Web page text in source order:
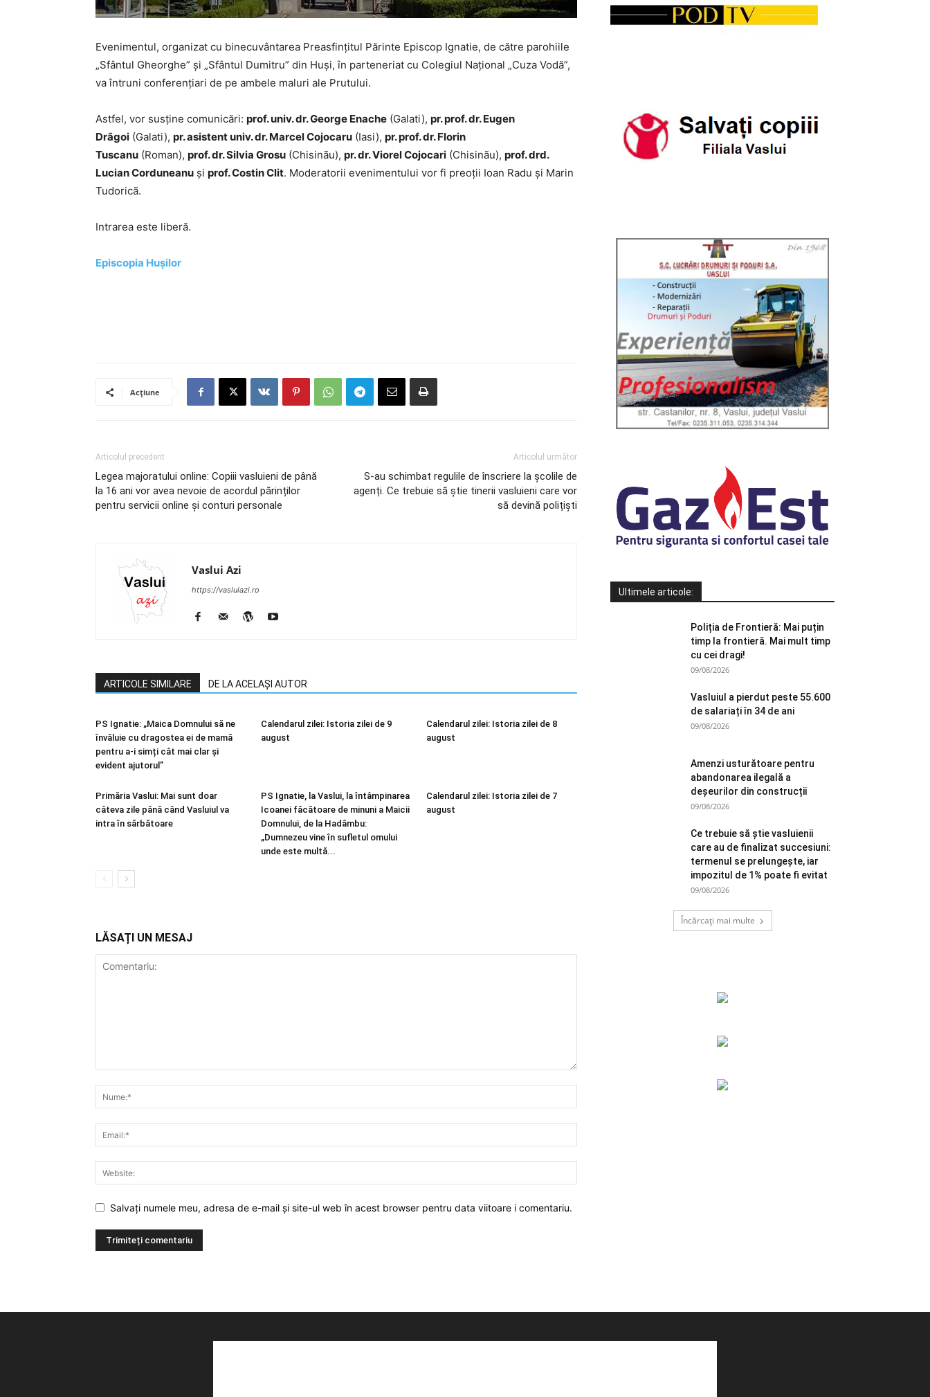
Evenimentul, organizat cu binecuvântarea Preasfințitul Părinte Episcop Ignatie, de către parohiile
„Sfântul Gheorghe” și „Sfântul Dumitru” din Huși, în parteneriat cu Colegiul Național „Cuza Vodă”,
va întruni conferențiari de pe ambele maluri ale Prutului.
Astfel, vor susține comunicări: prof. univ. dr. George Enache (Galati), pr. prof. dr. Eugen
Drãgoi (Galati), pr. asistent univ. dr. Marcel Cojocaru (Iasi), pr. prof. dr. Florin
Tuscanu (Roman), prof. dr. Silvia Grosu (Chisinãu), pr. dr. Viorel Cojocari (Chisinãu), prof. drd.
Lucian Corduneanu și prof. Costin Clit. Moderatorii evenimentului vor fi preoții Ioan Radu și Marin
Tudoricã.
Intrarea este liberă.
Episcopia Hușilor
Acțiune
Articolul precedent
Legea majoratului online: Copiii vasluieni de până
la 16 ani vor avea nevoie de acordul părinților
pentru servicii online și conturi personale
Articolul următor
S-au schimbat regulile de înscriere la școlile de
agenți. Ce trebuie să știe tinerii vasluieni care vor
să devină polițiști
Vaslui Azi
https://vasluiazi.ro
ARTICOLE SIMILARE DE LA ACELAȘI AUTOR
PS Ignatie: „Maica Domnului să ne
învăluie cu dragostea ei de mamă
pentru a-i simți cât mai clar și
evident ajutorul”
Calendarul zilei: Istoria zilei de 9
august
Calendarul zilei: Istoria zilei de 8
august
Primăria Vaslui: Mai sunt doar
câteva zile până când Vasluiul va
intra în sărbătoare
PS Ignatie, la Vaslui, la întâmpinarea
Icoanei făcătoare de minuni a Maicii
Domnului, de la Hadâmbu:
„Dumnezeu vine în sufletul omului
unde este multă...
Calendarul zilei: Istoria zilei de 7
august
LĂSAȚI UN MESAJ
Salvați numele meu, adresa de e-mail și site-ul web în acest browser pentru data viitoare i comentariu.
Ultimele articole:
Poliția de Frontieră: Mai puțin
timp la frontieră. Mai mult timp
cu cei dragi!
09/08/2026
Vasluiul a pierdut peste 55.600
de salariați în 34 de ani
09/08/2026
Amenzi usturătoare pentru
abandonarea ilegală a
deșeurilor din construcții
09/08/2026
Ce trebuie să știe vasluienii
care au de finalizat succesiuni:
termenul se prelungește, iar
impozitul de 1% poate fi evitat
09/08/2026
Încărcați mai multe